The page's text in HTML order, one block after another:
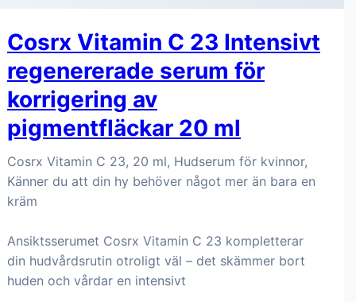
Cosrx Vitamin C 23 Intensivt
regenererade serum för
korrigering av
pigmentfläckar 20 ml
Cosrx Vitamin C 23, 20 ml, Hudserum för kvinnor,
Känner du att din hy behöver något mer än bara en
kräm
Ansiktsserumet Cosrx Vitamin C 23 kompletterar
din hudvårdsrutin otroligt väl – det skämmer bort
huden och vårdar en intensivt